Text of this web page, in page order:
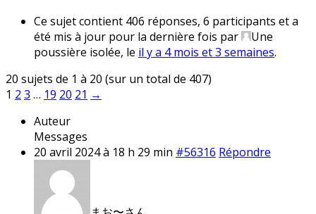
Ce sujet contient 406 réponses, 6 participants et a
été mis à jour pour la dernière fois par
Une
poussière isolée, le il y a 4 mois et 3 semaines.
20 sujets de 1 à 20 (sur un total de 407)
1 2 3 … 19 20 21 →
Auteur
Messages
20 avril 2024 à 18 h 29 min #56316 Répondre